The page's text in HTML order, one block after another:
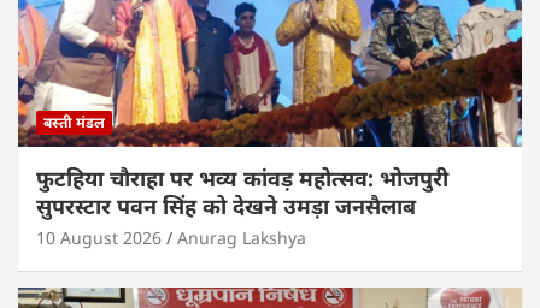
बस्ती मंडल
फुटहिया चौराहा पर भव्य कांवड़ महोत्सव: भोजपुरी
सुपरस्टार पवन सिंह को देखने उमड़ा जनसैलाब
10 August 2026 Anurag Lakshya